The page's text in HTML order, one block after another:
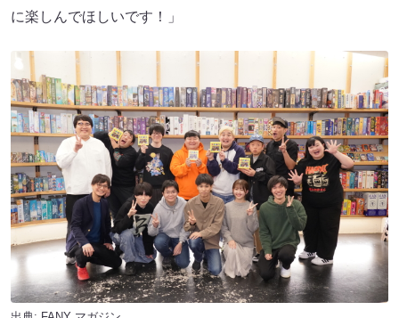
に楽しんでほしいです！」